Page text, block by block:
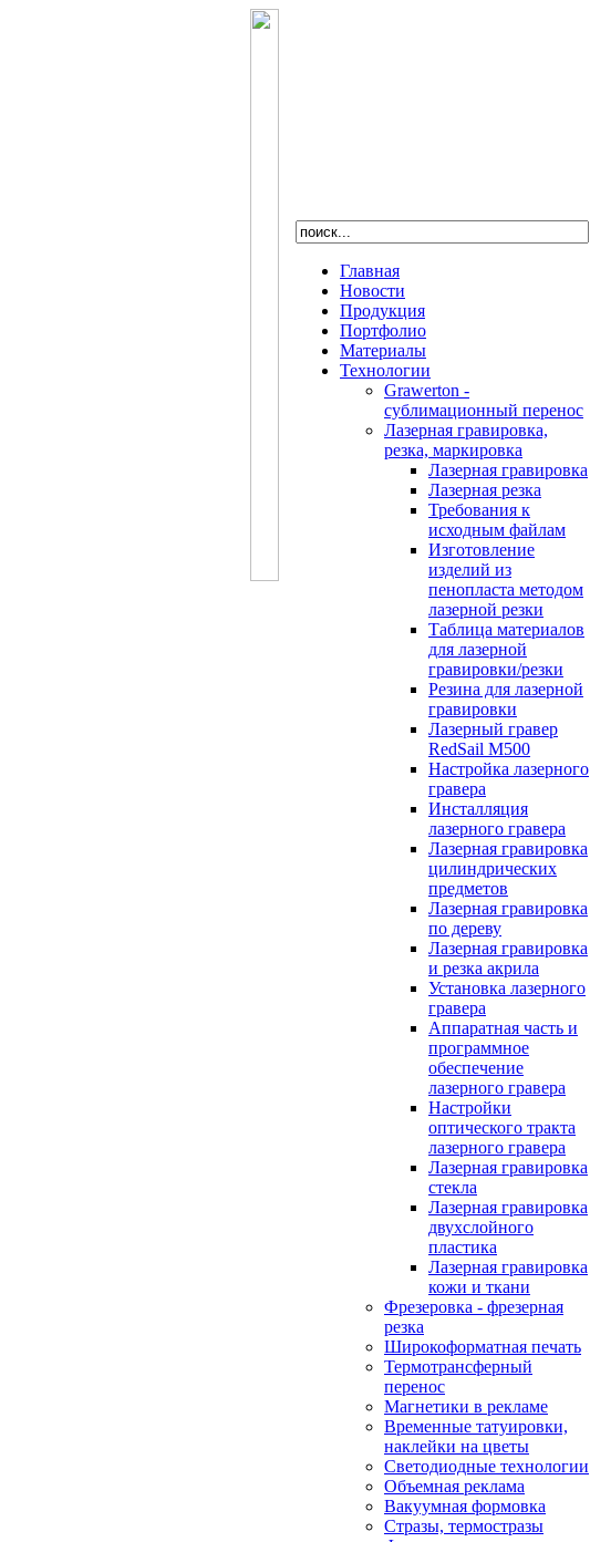
Главная
Новости
Продукция
Портфолио
Материалы
Технологии
Grawerton -
сублимационный перенос
Лазерная гравировка,
резка, маркировка
Лазерная гравировка
Лазерная резка
Требования к
исходным файлам
Изготовление
изделий из
пенопласта методом
лазерной резки
Таблица материалов
для лазерной
гравировки/резки
Резина для лазерной
гравировки
Лазерный гравер
RedSail M500
Настройка лазерного
гравера
Инсталляция
лазерного гравера
Лазерная гравировка
цилиндрических
предметов
Лазерная гравировка
по дереву
Лазерная гравировка
и резка акрила
Установка лазерного
гравера
Аппаратная часть и
программное
обеспечение
лазерного гравера
Настройки
оптического тракта
лазерного гравера
Лазерная гравировка
стекла
Лазерная гравировка
двухслойного
пластика
Лазерная гравировка
кожи и ткани
Фрезеровка - фрезерная
резка
Широкоформатная печать
Термотрансферный
перенос
Магнетики в рекламе
Временные татуировки,
наклейки на цветы
Светодиодные технологии
Объемная реклама
Вакуумная формовка
Стразы, термостразы